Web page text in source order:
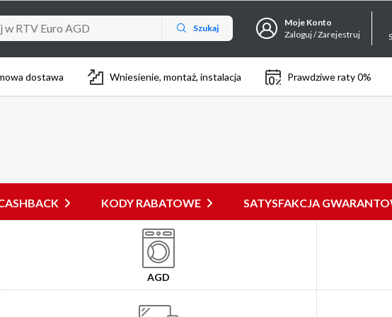
Szukaj
Moje Konto
Zaloguj / Zarejestruj
dostawa Wniesienie, montaż, instalacja Prawdziwe raty 0%
KODY RABATOWE SATYSFAKCJA
AGD